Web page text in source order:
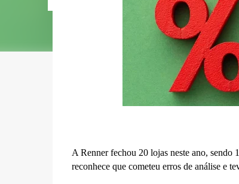
A Renner fechou 20 lojas neste ano, sendo
reconhece que cometeu erros de análise e